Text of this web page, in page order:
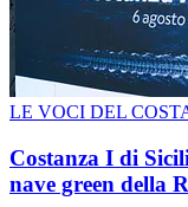
LE VOCI DEL
Costanza I di
nave green della